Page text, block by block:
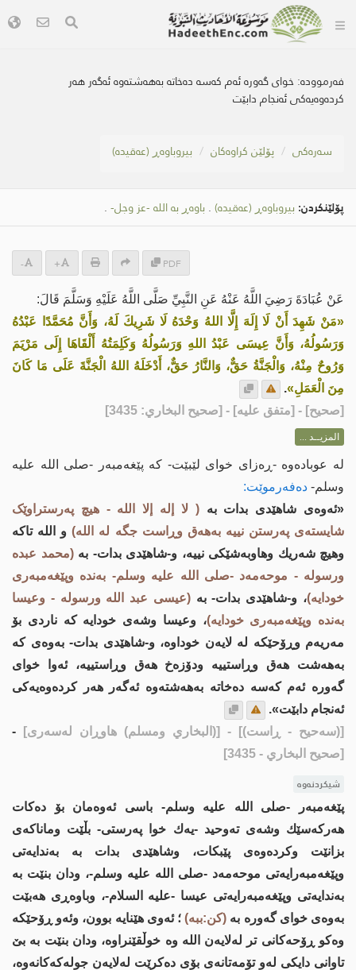
فەرموودە: خوای گەورە ئەم کەسە دەخاتە بەهەشتەوە ئەگەر هەر
کردەوەیەکی ئەنجام دابێت
سه‌ره‌كی پۆلێن کراوەکان بیروباوەڕ (عەقیدە)
پۆلێنکردن: بیروباوەڕ (عەقیدە) . باوەڕ بە الله -عز وجل- .
PDF
+
-
عَنْ عُبَادَةَ رَضِيَ اللَّهُ عَنْهُ عَنِ النَّبِيِّ صَلَّى اللَّهُ عَلَيْهِ وَسَلَّمَ قَالَ:
«مَنْ شَهِدَ أَنْ لَا إِلَهَ إِلَّا اللهُ وَحْدَهُ لَا شَرِيكَ لَهُ، وَأَنَّ مُحَمَّدًا عَبْدُهُ
وَرَسُولُهُ، وَأَنَّ عِيسَى عَبْدُ اللهِ وَرَسُولُهُ وَكَلِمَتُهُ أَلْقَاهَا إِلَى مَرْيَمَ
وَرُوحٌ مِنْهُ، وَالْجَنَّةُ حَقٌّ، وَالنَّارُ حَقٌّ، أَدْخَلَهُ اللهُ الْجَنَّةَ عَلَى مَا كَانَ
مِنَ الْعَمَلِ».
[صحيح] - [متفق عليه] - [صحيح البخاري: 3435]
المزيــد ...
لە عوبادەوە -ڕەزای خواى لێبێت- كە پێغەمبەر -صلى اللە علیە
وسلم- دەفەرموێت:
«ئەوەی شاهێدی بدات بە( لا إله إلا الله - هیچ پەرستراوێک
شایستەی پەرستن نییە بەهەق وڕاست جگە لە الله)و الله تاكە
وهیچ شەریك وهاوبەشێکی نییە، و-شاهێدی بدات- بە(محمد عبده
ورسوله - موحەمەد -صلى اللە علیە وسلم- بەندە وپێغەمبەری
خودایە)، و-شاهێدی بدات- بە(عیسی عبد الله ورسوله - وعیسا
بەندە وپێغەمبەری خودایە)، وعیسا وشەی خودایە کە ناردی بۆ
مەریەم وڕۆحێکە لە لایەن خوداوە، و-شاهێدی بدات- بەوەی کە
بەهەشت هەق وڕاستییە ودۆزەخ هەق وڕاستییە، ئەوا خوای
گەورە ئەم کەسە دەخاتە بەهەشتەوە ئەگەر هەر کردەوەیەکی
ئەنجام دابێت».
[(سەحیح - ڕاست)]
- [(البخاري ومسلم) هاوڕان لەسەری]
-
[صحيح البخاري - 3435]
شیکردنەوە
پێغەمبەر -صلى اللە علیە وسلم- باسی ئەوەمان بۆ دەكات
هەركەسێك وشەی تەوحید -یەك خوا پەرستی- بڵێت وماناكەی
بزانێت وكردەوەی پێبكات، وشاهێدی بدات بە بەندایەتی
وپێغەمبەرایەتی موحەمەد -صلى اللە علیە وسلم-، ودان بنێت بە
بەندایەتی وپێغەمبەرایەتی عیسا -علیه السلام-، وباوەڕی هەبێت
بەوەی خوای گەورە بە (كن:ببە)؛ ئەوی هێنایە بوون، وئەو ڕۆحێكە
وەكو ڕۆحەكانی تر لەلایەن الله وە خوڵقێنراوە، ودان بنێت بە بێ
تاوانی دایكی لەو تۆمەتانەی بۆی دەكرێت لەلایەن جولەكەكانەوە،